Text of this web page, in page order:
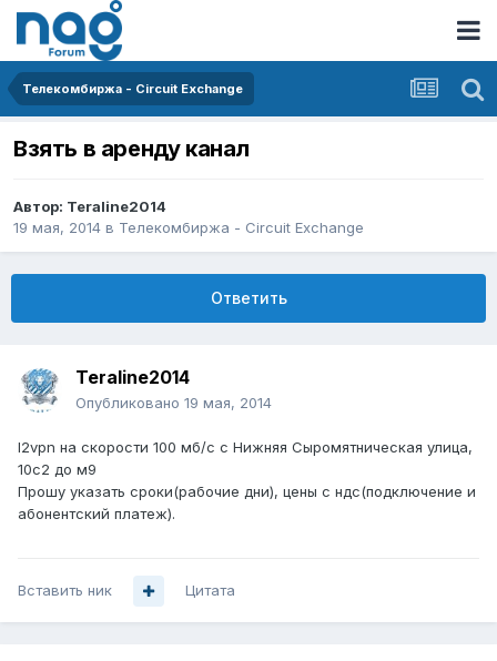
Телекомбиржа - Circuit Exchange
Взять в аренду канал
Автор: Teraline2014
19 мая, 2014 в Телекомбиржа - Circuit Exchange
Ответить
Teraline2014
Опубликовано 19 мая, 2014
l2vpn на скорости 100 мб/с с Нижняя Сыромятническая улица,
10с2 до м9
Прошу указать сроки(рабочие дни), цены с ндс(подключение и
абонентский платеж).
Вставить ник Цитата